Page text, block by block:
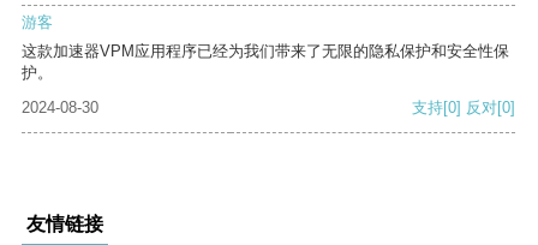
游客
这款加速器VPM应用程序已经为我们带来了无限的隐私保护和安全性保
护。
2024-08-30
支持[0] 反对[0]
友情链接